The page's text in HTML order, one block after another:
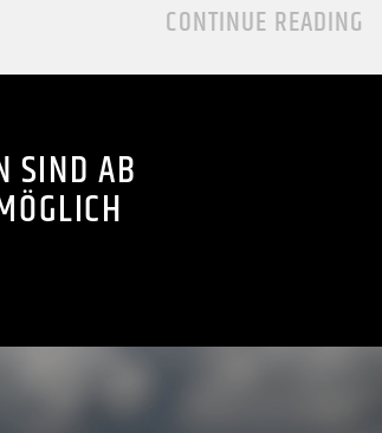
CONTINUE READING
SIND AB